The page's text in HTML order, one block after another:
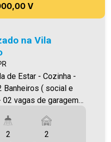
V
na Vila
de Estar - Cozinha -
Banheiros ( social e
vagas de garagem
maiores carteiras de
atuando com
2 2